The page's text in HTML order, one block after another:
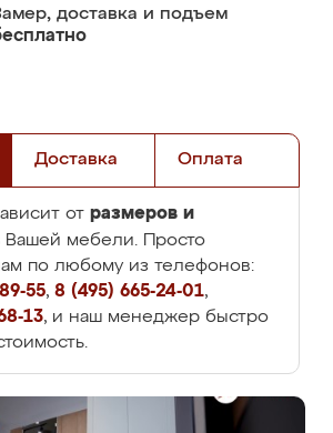
доставка и подъем
Доставка Оплата
от размеров и
Вашей мебели. Просто
по любому из телефонов:
55, 8 (495) 665-24-01,
13, и наш менеджер быстро